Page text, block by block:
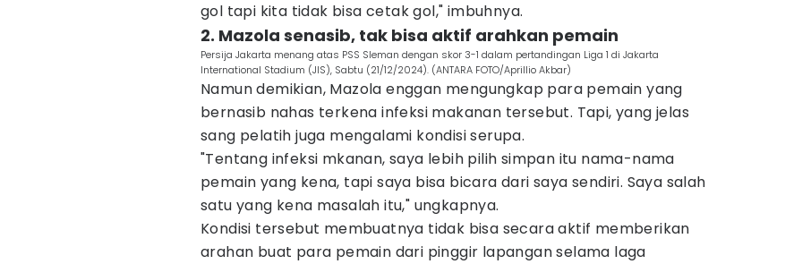
gol tapi kita tidak bisa cetak gol," imbuhnya.
2. Mazola senasib, tak bisa aktif arahkan pemain
Persija Jakarta menang atas PSS Sleman dengan skor 3-1 dalam pertandingan Liga 1 di Jakarta
International Stadium (JIS), Sabtu (21/12/2024). (ANTARA FOTO/Aprillio Akbar)
Namun demikian, Mazola enggan mengungkap para pemain yang
bernasib nahas terkena infeksi makanan tersebut. Tapi, yang jelas
sang pelatih juga mengalami kondisi serupa.
"Tentang infeksi mkanan, saya lebih pilih simpan itu nama-nama
pemain yang kena, tapi saya bisa bicara dari saya sendiri. Saya salah
satu yang kena masalah itu," ungkapnya.
Kondisi tersebut membuatnya tidak bisa secara aktif memberikan
arahan buat para pemain dari pinggir lapangan selama laga